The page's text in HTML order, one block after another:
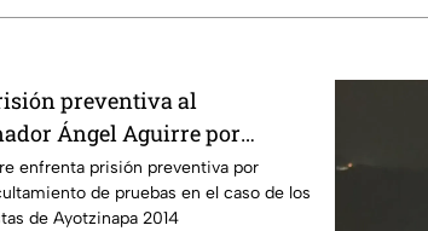
preventiva al
Ángel Aguirre por
de pruebas en el
enfrenta prisión preventiva por
de pruebas en el caso de los
de Ayotzinapa 2014